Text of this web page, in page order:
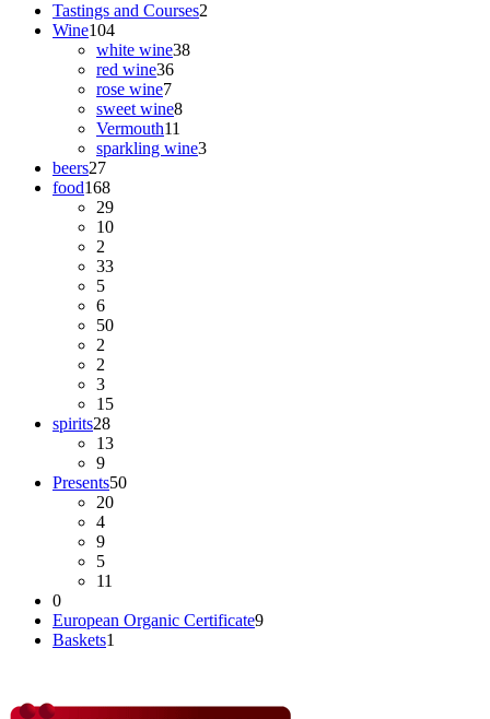
Tastings and Courses2
Wine104
white wine38
red wine36
rose wine7
sweet wine8
Vermouth11
sparkling wine3
beers27
food168
29
10
2
33
5
6
50
2
2
3
15
spirits28
13
9
Presents50
20
4
9
5
11
0
European Organic Certificate9
Baskets1